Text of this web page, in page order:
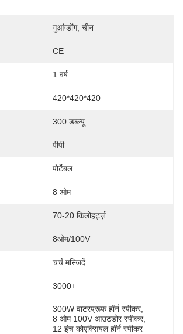
गुआंग्डोंग, चीन
CE
1 वर्ष
420*420*420
300 डब्ल्यू
पीपी
पोर्टेबल
8 ओम
70-20 किलोहर्ट्ज़
8ओम/100V
चर्च मस्जिदें
3000+
300W वाटरप्रूफ हॉर्न स्पीकर,
8 ओम 100V आउटडोर स्पीकर,
12 इंच कोएक्सियल हॉर्न स्पीकर